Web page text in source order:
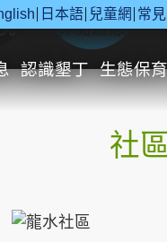
日本語 兒童網 常
認識墾丁 生態保育
休閒遊憩
社